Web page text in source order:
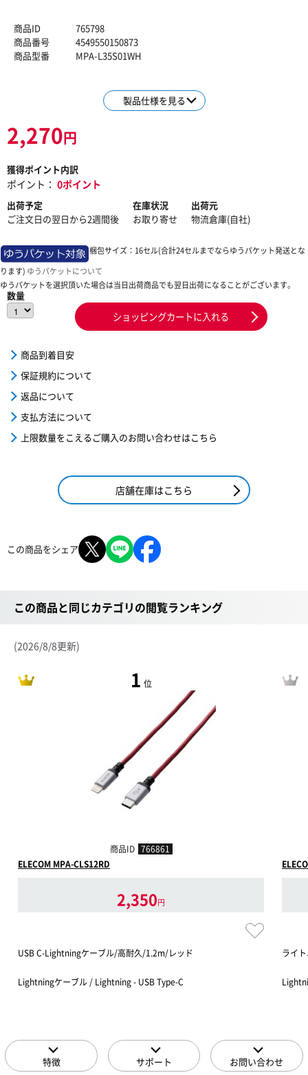
商品ID
765798
商品番号
4549550150873
商品型番
MPA-L35S01WH
製品仕様を見る
2,270円
獲得ポイント内訳
ポイント： 0ポイント
出荷予定
ご注文日の翌日から2週間後
在庫状況
お取り寄せ
出荷元
物流倉庫(自社)
梱包サイズ：16セル(合計24セルまでならゆうパケット発送とな
ります) ゆうパケットについて
ゆうパケットを選択頂いた場合は当日出荷商品でも翌日出荷になることがございます。
数量
ショッピングカートに入れる
商品到着目安
保証規約について
返品について
支払方法について
上限数量をこえるご購入のお問い合わせはこちら
店舗在庫はこちら
この商品をシェア
この商品と同じカテゴリの閲覧ランキング
(2026/8/8更新)
1 位
商品ID 766861
ELECOM MPA-CLS12RD
2,350円
USB C-Lightningケーブル/高耐久/1.2m/レッド
Lightningケーブル / Lightning - USB Type-C
ライ
特徴 サポート お問い合わせ